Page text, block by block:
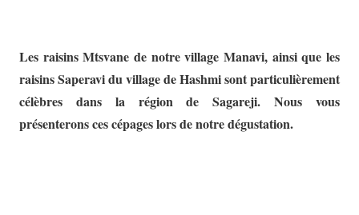
Les raisins Mtsvane de notre village Manavi, ainsi que les
raisins Saperavi du village de Hashmi sont particulièrement
célèbres dans la région de Sagareji. Nous vous
présenterons ces cépages lors de notre dégustation.